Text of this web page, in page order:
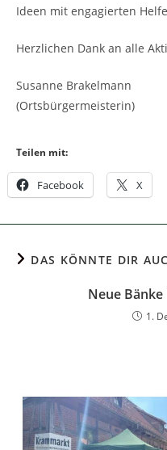
Ideen mit engagierten
Herzlichen Dank an alle
Susanne Brakelmann
(Ortsbürgermeisterin)
Teilen mit:
Facebook X
DAS KÖNNTE DIR
Neue
1.